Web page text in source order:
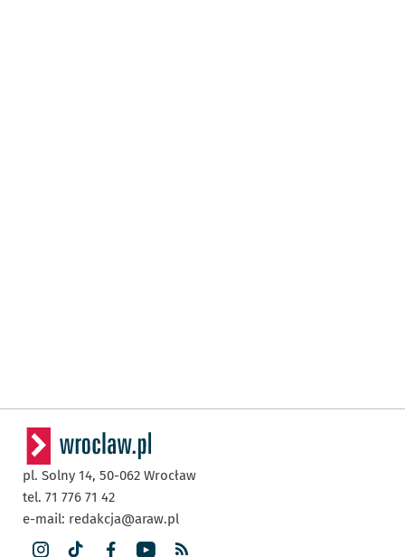
pl. Solny 14, 50-062 Wrocław
tel. 71 776 71 42
e-mail: redakcja@araw.pl